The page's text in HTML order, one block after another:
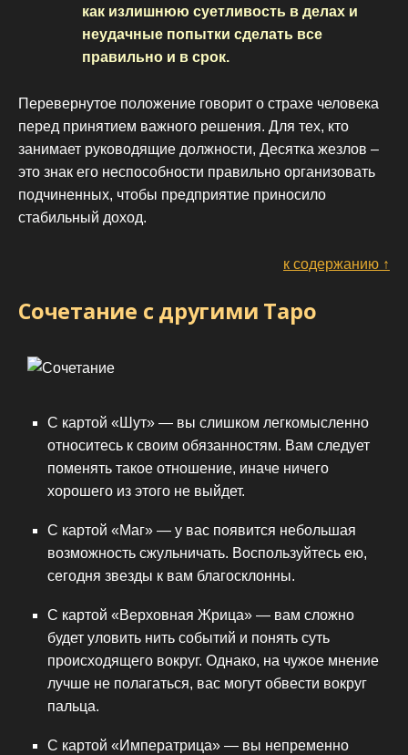
как излишнюю суетливость в делах и
неудачные попытки сделать все
правильно и в срок.
Перевернутое положение говорит о страхе человека
перед принятием важного решения. Для тех, кто
занимает руководящие должности, Десятка жезлов –
это знак его неспособности правильно организовать
подчиненных, чтобы предприятие приносило
стабильный доход.
к содержанию ↑
Сочетание с другими Таро
С картой «Шут» — вы слишком легкомысленно
относитесь к своим обязанностям. Вам следует
поменять такое отношение, иначе ничего
хорошего из этого не выйдет.
С картой «Маг» — у вас появится небольшая
возможность сжульничать. Воспользуйтесь ею,
сегодня звезды к вам благосклонны.
С картой «Верховная Жрица» — вам сложно
будет уловить нить событий и понять суть
происходящего вокруг. Однако, на чужое мнение
лучше не полагаться, вас могут обвести вокруг
пальца.
С картой «Императрица» — вы непременно